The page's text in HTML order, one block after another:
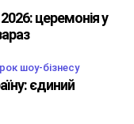
церемонія у
шоу-бізнесу
єдиний